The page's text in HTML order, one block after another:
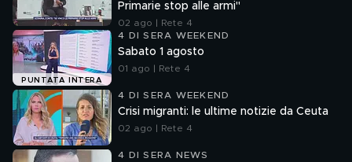
Primarie stop alle armi"
02 ago | Rete 4
PUNTATA INTERA
4 DI SERA WEEKEND
Sabato 1 agosto
01 ago | Rete 4
4 DI SERA WEEKEND
Crisi migranti: le ultime notizie da Ceuta
02 ago | Rete 4
4 DI SERA NEWS